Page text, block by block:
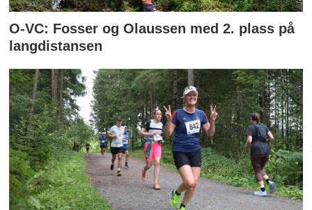
O-VC: Fosser og Olaussen med 2. plass på
langdistansen